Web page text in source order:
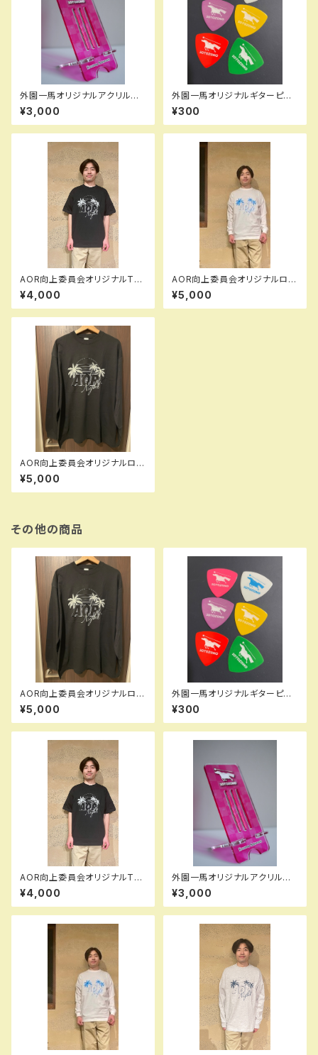
外園一馬オリジナルアクリルス
マホスタンド
¥3,000
外園一馬オリジナルギターピッ
ク(白・赤・緑・紫・黄・ピンク)
¥300
AOR向上委員会オリジナルTシ
ャツ(半袖・ブラック)
¥4,000
AOR向上委員会オリジナルロン
T(長袖・ホワイト)
¥5,000
AOR向上委員会オリジナルロン
T(長袖・ブラック)
¥5,000
その他の商品
AOR向上委員会オリジナルロン
T(長袖・ブラック)
¥5,000
外園一馬オリジナルギターピッ
ク(白・赤・緑・紫・黄・ピンク)
¥300
AOR向上委員会オリジナルTシ
ャツ(半袖・ブラック)
¥4,000
外園一馬オリジナルアクリルス
マホスタンド
¥3,000